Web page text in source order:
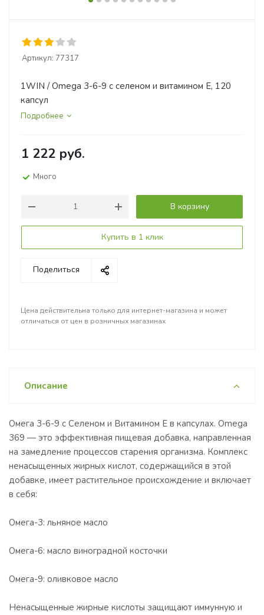
Артикул: 77317
1WIN / Omega 3-6-9 с селеном и витамином Е, 120
капсул
Подробнее
1 222 руб.
Много
В корзину
Купить в 1 клик
Поделиться
Цена действительна только для интернет-магазина и может
отличаться от цен в розничных магазинах
Описание
Омега 3-6-9 с Селеном и Витамином Е в капсулах. Omega
369 — это эффективная пищевая добавка, направленная
на замедление процессов старения организма. Комплекс
ненасыщенных жирных кислот, содержащийся в этой
добавке, имеет растительное происхождение и включает
в себя:
Омега-3: льняное масло
Омега-6: масло виноградной косточки
Омега-9: оливковое масло
Ненасыщенные жирные кислоты защищают иммунную и